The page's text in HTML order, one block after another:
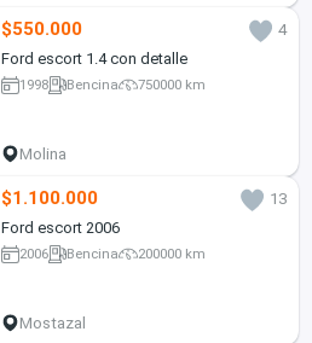
$550.000
4
Ford escort 1.4 con detalle
1998 Bencina 750000 km
Molina
$1.100.000
13
Ford escort 2006
2006 Bencina 200000 km
Mostazal